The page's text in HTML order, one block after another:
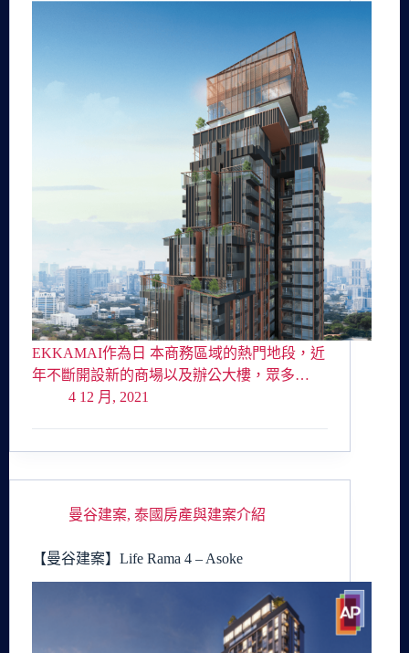
EKKAMAI作為日 本商務區域的熱門地段，近
年不斷開設新的商場以及辦公大樓，眾多…
4 12 月, 2021
曼谷建案, 泰國房產與建案介紹
【曼谷建案】Life Rama 4 – Asoke